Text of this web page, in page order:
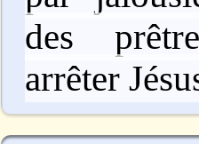
des
arrêter